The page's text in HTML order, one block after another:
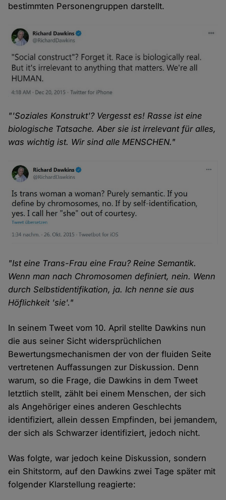
bestimmten Personengruppen darstellt.
"'Soziales Konstrukt'? Vergesst es! Rasse ist eine
biologische Tatsache. Aber sie ist irrelevant für alles,
was wichtig ist. Wir sind alle MENSCHEN."
"Ist eine Trans-Frau eine Frau? Reine Semantik.
Wenn man nach Chromosomen definiert, nein. Wenn
durch Selbstidentifikation, ja. Ich nenne sie aus
Höflichkeit 'sie'."
In seinem Tweet vom 10. April stellte Dawkins nun
die aus seiner Sicht widersprüchlichen
Bewertungsmechanismen der von der fluiden Seite
vertretenen Auffassungen zur Diskussion. Denn
warum, so die Frage, die Dawkins in dem Tweet
letztlich stellt, zählt bei einem Menschen, der sich
als Angehöriger eines anderen Geschlechts
identifiziert, allein dessen Empfinden, bei jemandem,
der sich als Schwarzer identifiziert, jedoch nicht.
Was folgte, war jedoch keine Diskussion, sondern
ein Shitstorm, auf den Dawkins zwei Tage später mit
folgender Klarstellung reagierte: